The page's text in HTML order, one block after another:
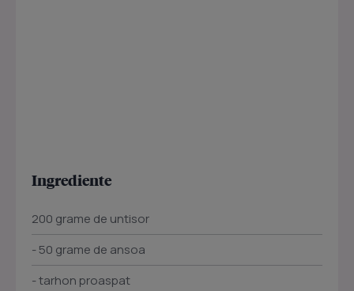
Ingrediente
200 grame de untisor
- 50 grame de ansoa
- tarhon proaspat